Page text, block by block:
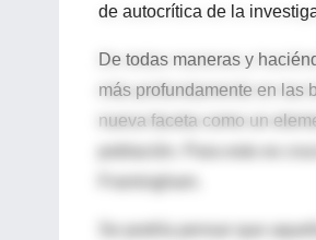
de autocrítica de la
De todas maneras y
más profundamente en las
nueva faceta como un
Framingham.
Se podría pensar que